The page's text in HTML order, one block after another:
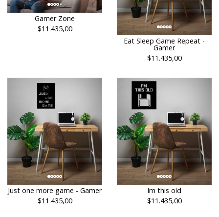
Gamer Zone
$11.435,00
Eat Sleep Game Repeat -
Gamer
$11.435,00
Just one more game - Gamer
$11.435,00
Im this old
$11.435,00